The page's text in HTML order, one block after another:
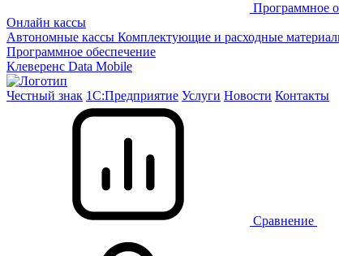
Программное
Онлайн кассы
Автономные кассы Комплектующие и расходные
Программное обеспечение
Клеверенс Data Mobile
Честный знак 1С:Предприятие Услуги Новости Контакты
Сравнение